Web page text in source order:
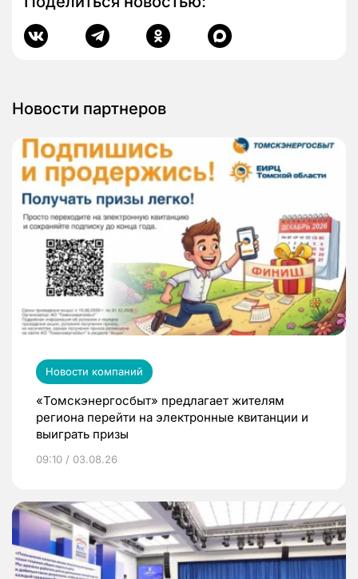
Новости партнеров
Новости компаний
«Томскэнергосбыт» предлагает жителям
региона перейти на электронные квитанции и
выиграть призы
09:10 / 03.08.26